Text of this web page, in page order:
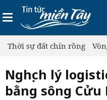
Thời sự đất chín rồng
Nghịch lý
bằng sông Cửu